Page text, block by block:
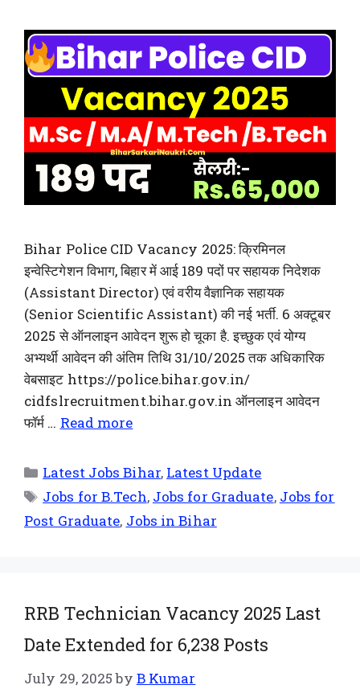
Bihar Police CID Vacancy 2025: क्रिमिनल
इन्वेस्टिगेशन विभाग, बिहार में आई 189 पदों पर सहायक निदेशक
(Assistant Director) एवं वरीय वैज्ञानिक सहायक
(Senior Scientific Assistant) की नई भर्ती. 6 अक्टूबर
2025 से ऑनलाइन आवेदन शुरू हो चूका है. इच्छुक एवं योग्य
अभ्यर्थी आवेदन की अंतिम तिथि 31/10/2025 तक अधिकारिक
वेबसाइट https://police.bihar.gov.in/
cidfslrecruitment.bihar.gov.in ऑनलाइन आवेदन
फॉर्म … Read more
Latest Jobs Bihar, Latest Update
Jobs for B.Tech, Jobs for Graduate, Jobs for
Post Graduate, Jobs in Bihar
RRB Technician Vacancy 2025 Last
Date Extended for 6,238 Posts
July 29, 2025 by B Kumar